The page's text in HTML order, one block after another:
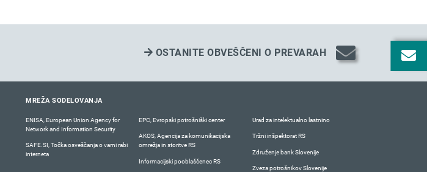
OSTANITE OBVEŠČENI O PREVARAH
MREŽA SODELOVANJA
ENISA, European Union Agency for
Network and Information Security
SAFE.SI, Točka osveščanja o varni rabi
interneta
EPC, Evropski potrošniški center
AKOS, Agencija za komunikacijska
omrežja in storitve RS
Informacijski pooblaščenec RS
Urad za intelektualno lastnino
Tržni inšpektorat RS
Združenje bank Slovenije
Zveza potrošnikov Slovenije